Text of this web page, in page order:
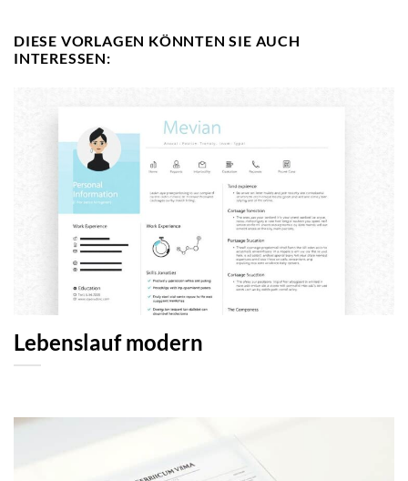
DIESE VORLAGEN KÖNNTEN SIE AUCH
INTERESSEN:
Lebenslauf modern